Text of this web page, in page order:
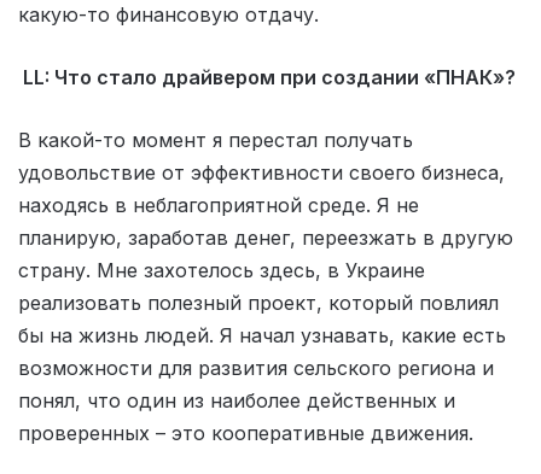
какую-то финансовую отдачу.
LL: Что стало драйвером при создании «ПНАК»?
В какой-то момент я перестал получать
удовольствие от эффективности своего бизнеса,
находясь в неблагоприятной среде. Я не
планирую, заработав денег, переезжать в другую
страну. Мне захотелось здесь, в Украине
реализовать полезный проект, который повлиял
бы на жизнь людей. Я начал узнавать, какие есть
возможности для развития сельского региона и
понял, что один из наиболее действенных и
проверенных – это кооперативные движения.